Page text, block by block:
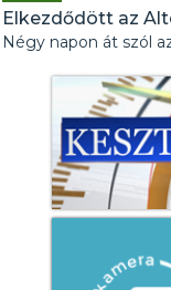
Elkezdődött az
Négy napon át szól